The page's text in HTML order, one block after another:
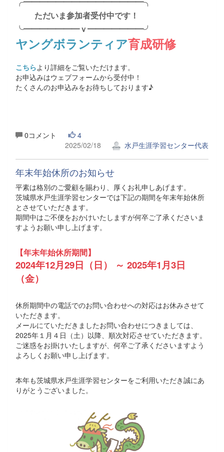
ただいま参加者受付中です！
╰━━━━━━━ｖ━━━━━━━╯
ヤングボランティア育成研修
こちらより詳細をご覧いただけます。
お申込みはウェブフォームから受付中！
たくさんのお申込みをお待ちしております♪
0コメント
4
2025/02/18
水戸生涯学習センター代表
年末年始休所のお知らせ
平素は格別のご愛顧を賜わり、厚くお礼申しあげます。
茨城県水戸生涯学習センターでは下記の期間を年末年始休所
とさせていただきます。
期間中はご不便をおかけいたしますが何卒ご了承くださいま
すようお願い申し上げます。
【年末年始休所期間】
2024年12月29日（日） ～ 2025年1月3日
（金）
休所期間中の電話でのお問い合わせへの対応はお休みさせて
いただきます。
メールにていただきましたお問い合わせにつきましては、
2025年１月４日（土）以降、順次対応させていただきます。
ご迷惑をお掛けいたしますが、何卒ご了承くださいますよう
よろしくお願い申し上げます。
本年も茨城県水戸生涯学習センターをご利用いただき誠にあ
りがとうございました。